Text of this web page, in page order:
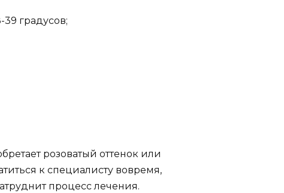
градусов;
розоватый оттенок или
к специалисту вовремя,
процесс лечения.